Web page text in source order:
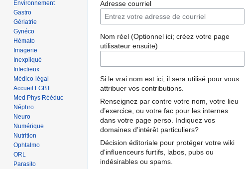
Adresse courriel
Nom réel (Optionnel ici; créez votre page
utilisateur ensuite)
Si le vrai nom est ici, il sera utilisé pour vous
attribuer vos contributions.
Renseignez par contre votre nom, votre lieu
d’exercice, ou votre fac pour les internes
dans votre page perso. Indiquez vos
domaines d’intérêt particuliers?
Décision éditoriale pour protéger votre wiki
d'influenceurs furtifs, labos, pubs ou
indésirables ou spams.
Environnement
Gastro
Gériatrie
Gynéco
Hémato
Imagerie
Inexpliqué
Infectieux
Médico-légal
Accueil LGBT
Med Phys Rééduc
Néphro
Neuro
Numérique
Nutrition
Ophtalmo
ORL
Parasito